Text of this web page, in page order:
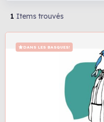
1 Items trouvés
DANS LES BASQUES!